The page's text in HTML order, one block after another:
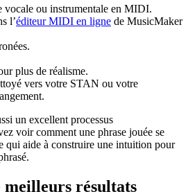
vocale ou instrumentale en MIDI.
l’éditeur MIDI en ligne de MusicMaker
plus de réalisme.
vers votre STAN ou votre
un excellent processus
voir comment une phrase jouée se
qui aide à construire une intuition pour
meilleurs résultats